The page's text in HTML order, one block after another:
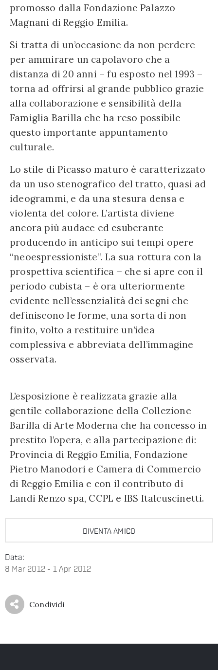
promosso dalla Fondazione Palazzo
Magnani di Reggio Emilia.
Si tratta di un’occasione da non perdere
per ammirare un capolavoro che a
distanza di 20 anni – fu esposto nel 1993 –
torna ad offrirsi al grande pubblico grazie
alla collaborazione e sensibilità della
Famiglia Barilla che ha reso possibile
questo importante appuntamento
culturale.
Lo stile di Picasso maturo è caratterizzato
da un uso stenografico del tratto, quasi ad
ideogrammi, e da una stesura densa e
violenta del colore. L’artista diviene
ancora più audace ed esuberante
producendo in anticipo sui tempi opere
“neoespressioniste”. La sua rottura con la
prospettiva scientifica – che si apre con il
periodo cubista – è ora ulteriormente
evidente nell’essenzialità dei segni che
definiscono le forme, una sorta di non
finito, volto a restituire un’idea
complessiva e abbreviata dell’immagine
osservata.
L’esposizione è realizzata grazie alla
gentile collaborazione della Collezione
Barilla di Arte Moderna che ha concesso in
prestito l’opera, e alla partecipazione di:
Provincia di Reggio Emilia, Fondazione
Pietro Manodori e Camera di Commercio
di Reggio Emilia e con il contributo di
Landi Renzo spa, CCPL e IBS Italcuscinetti.
DIVENTA AMICO
Data:
8 Mar 2012 - 1 Apr 2012
Condividi